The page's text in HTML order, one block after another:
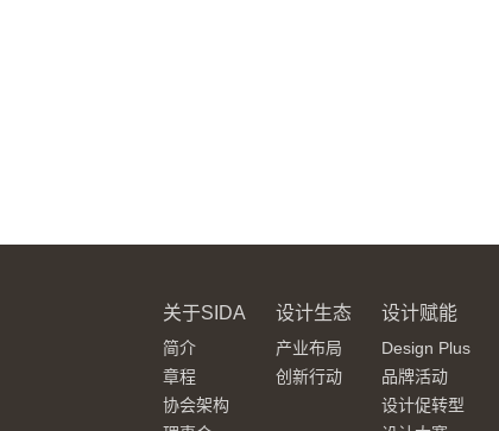
关于SIDA
简介
章程
协会架构
设计生态
产业布局
创新行动
设计赋能
Design Plus
品牌活动
设计促转型